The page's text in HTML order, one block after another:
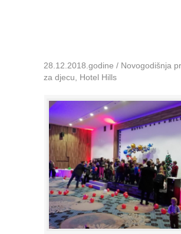
28.12.2018.godine / Novogodišnja
za djecu, Hotel Hills